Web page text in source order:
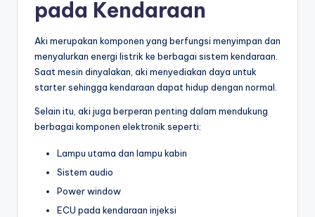
pada Kendaraan
Aki merupakan komponen yang berfungsi menyimpan dan
menyalurkan energi listrik ke berbagai sistem kendaraan.
Saat mesin dinyalakan, aki menyediakan daya untuk
starter sehingga kendaraan dapat hidup dengan normal.
Selain itu, aki juga berperan penting dalam mendukung
berbagai komponen elektronik seperti:
Lampu utama dan lampu kabin
Sistem audio
Power window
ECU pada kendaraan injeksi